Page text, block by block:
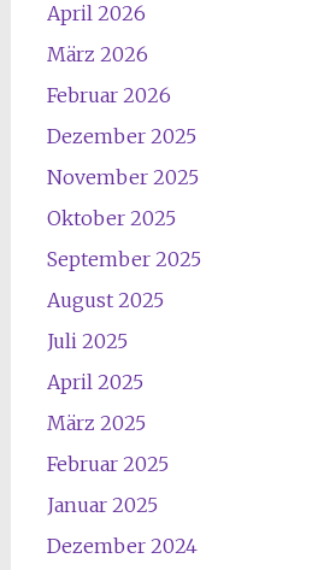
April 2026
März 2026
Februar 2026
Dezember 2025
November 2025
Oktober 2025
September 2025
August 2025
Juli 2025
April 2025
März 2025
Februar 2025
Januar 2025
Dezember 2024